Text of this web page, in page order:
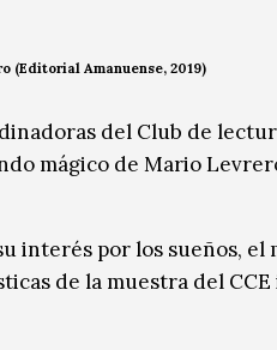
(Editorial Amanuense, 2019)
del Club de
mágico de Mario
interés por los sueños,
de la muestra del